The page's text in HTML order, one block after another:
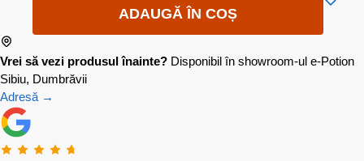
ADAUGĂ ÎN COȘ
Vrei să vezi produsul înainte? Disponibil în showroom-ul e-Potion
Sibiu, Dumbrăvii
Adresă →